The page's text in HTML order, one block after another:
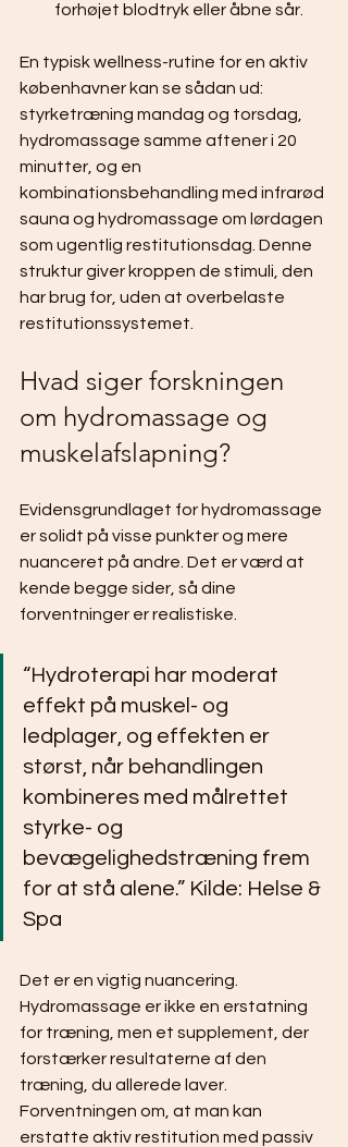
forhøjet blodtryk eller åbne sår.
En typisk wellness-rutine for en aktiv
københavner kan se sådan ud:
styrketræning mandag og torsdag,
hydromassage samme aftener i 20
minutter, og en
kombinationsbehandling med infrarød
sauna og hydromassage om lørdagen
som ugentlig restitutionsdag. Denne
struktur giver kroppen de stimuli, den
har brug for, uden at overbelaste
restitutionssystemet.
Hvad siger forskningen
om hydromassage og
muskelafslapning?
Evidensgrundlaget for hydromassage
er solidt på visse punkter og mere
nuanceret på andre. Det er værd at
kende begge sider, så dine
forventninger er realistiske.
“Hydroterapi har moderat
effekt på muskel- og
ledplager, og effekten er
størst, når behandlingen
kombineres med målrettet
styrke- og
bevægelighedstræning frem
for at stå alene.” Kilde: Helse &
Spa
Det er en vigtig nuancering.
Hydromassage er ikke en erstatning
for træning, men et supplement, der
forstærker resultaterne af den
træning, du allerede laver.
Forventningen om, at man kan
erstatte aktiv restitution med passiv